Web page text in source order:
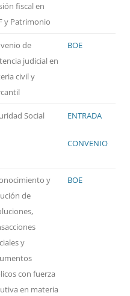
fiscal en
y Patrimonio
de
judicial en
civil y
BOE
Social ENTRADA
CONVENIO
y
de
y
con fuerza
en materia
BOE